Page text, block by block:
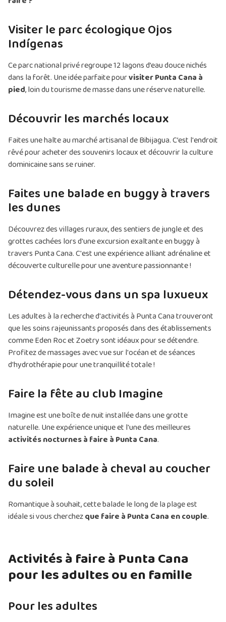
Visiter le parc écologique Ojos
Indígenas
Ce parc national privé regroupe 12 lagons d’eau douce nichés
dans la forêt. Une idée parfaite pourvisiter Punta Cana à
pied, loin du tourisme de masse dans une réserve naturelle.
Découvrir les marchés locaux
Faites une halte au marché artisanal de Bibijagua. C’est l'endroit
rêvé pour acheter des souvenirs locaux et découvrir la culture
dominicaine sans se ruiner.
Faites une balade en buggy à travers
les dunes
Découvrez des villages ruraux, des sentiers de jungle et des
grottes cachées lors d'une excursion exaltante en buggy à
travers Punta Cana. C'est une expérience alliant adrénaline et
découverte culturelle pour une aventure passionnante !
Détendez-vous dans un spa luxueux
Les adultes à la recherche d'activités à Punta Cana trouveront
que les soins rajeunissants proposés dans des établissements
comme Eden Roc et Zoetry sont idéaux pour se détendre.
Profitez de massages avec vue sur l'océan et de séances
d'hydrothérapie pour une tranquillité totale !
Faire la fête au club Imagine
Imagine est une boîte de nuit installée dans une grotte
naturelle. Une expérience unique et l'une des meilleures
activités nocturnes à faire à Punta Cana.
Faire une balade à cheval au coucher
du soleil
Romantique à souhait, cette balade le long de la plage est
idéale si vous cherchezque faire à Punta Cana en couple.
Activités à faire à Punta Cana
pour les adultes ou en famille
Pour les adultes